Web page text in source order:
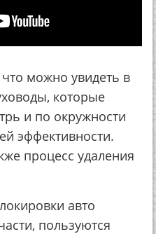
можно увидеть в
которые
и по окружности
эффективности.
процесс удаления
авто
пользуются